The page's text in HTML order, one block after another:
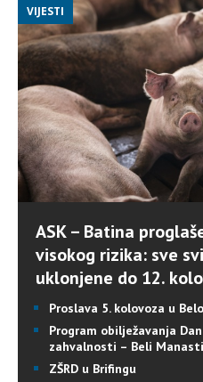
VIJESTI
ASK – Batina
visokog rizika: sve
uklonjene do 12.
Proslava 5. kolovoza u
Program obilježavanja
zahvalnosti – Beli
ZŠRD u Brifingu